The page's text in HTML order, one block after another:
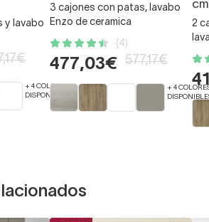
y lavabo
+ 4 COLORES
DISPONIBLES
3 cajones con patas, lavabo
Enzo de ceramica
(4)
477,03€ 577,17€
+ 4
2